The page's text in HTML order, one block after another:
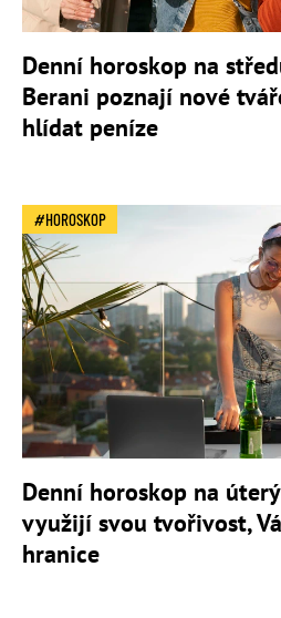
Denní horoskop na
Berani poznají nové
hlídat peníze
HOROSKOP
Denní horoskop na
využijí svou tvořivost,
hranice